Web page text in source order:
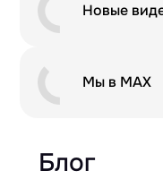
Новые
Мы в MAX
Блог